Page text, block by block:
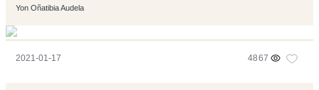
Yon Oñatibia Audela
2021-01-17 4867